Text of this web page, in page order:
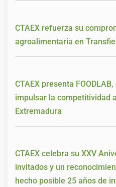
CTAEX refuerza su
agroalimentaria en
CTAEX presenta
impulsar la competitividad
Extremadura
CTAEX celebra su XXV
invitados y un
hecho posible 25 años de